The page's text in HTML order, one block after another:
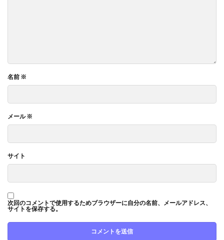
名前 ※
メール※
サイト
次回のコメントで使用するためブラウザーに自分の名前、メールアドレス、
サイトを保存する。